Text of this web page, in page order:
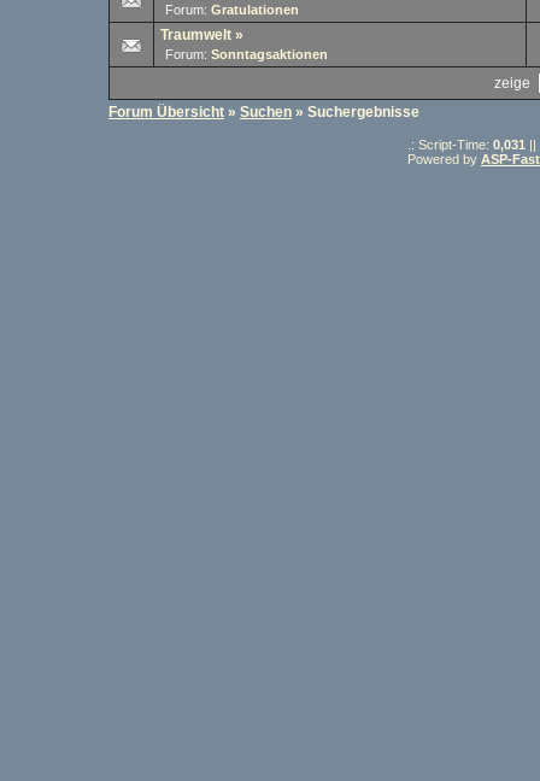
Forum: Gratulationen
Traumwelt »
Forum: Sonntagsaktionen
zeige
Forum Übersicht » Suchen » Suchergebnisse
.: Script-Time: 0,031 ||
Powered by ASP-